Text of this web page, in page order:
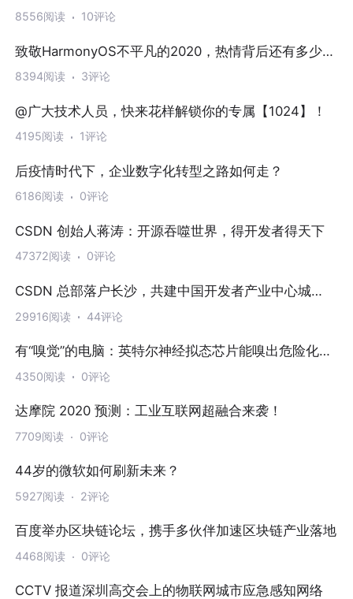
出炉；中国构建全星地量子通信网|开发者周刊
8556阅读 10评论
致敬HarmonyOS不平凡的2020，热情背后还有多少期
待
8394阅读 3评论
@广大技术人员，快来花样解锁你的专属【1024】！
4195阅读 1评论
后疫情时代下，企业数字化转型之路如何走？
6186阅读 0评论
CSDN 创始人蒋涛：开源吞噬世界，得开发者得天下
47372阅读 0评论
CSDN 总部落户长沙，共建中国开发者产业中心城
市！
29916阅读 44评论
有“嗅觉”的电脑：英特尔神经拟态芯片能嗅出危险化学
品气味
4350阅读 0评论
达摩院 2020 预测：工业互联网超融合来袭！
7709阅读 0评论
44岁的微软如何刷新未来？
5927阅读 2评论
百度举办区块链论坛，携手多伙伴加速区块链产业落地
4468阅读 0评论
CCTV 报道深圳高交会上的物联网城市应急感知网络